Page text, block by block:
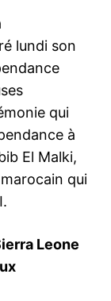
lundi son
qui
à
El Malki,
qui
Leone